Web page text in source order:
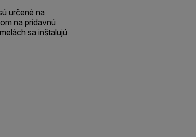
sú určené na
na prídavnú
sa inštalujú